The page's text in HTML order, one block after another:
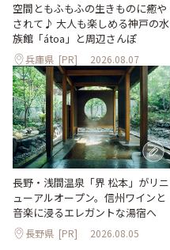
空間ともふもふの生きものに癒や
されて♪ 大人も楽しめる神戸の水
族館「átoa」と周辺さんぽ
兵庫県 [PR] 2026.08.07
長野・浅間温泉「界 松本」がリニ
ューアルオープン。信州ワインと
音楽に浸るエレガントな湯宿へ
長野県 [PR] 2026.08.05